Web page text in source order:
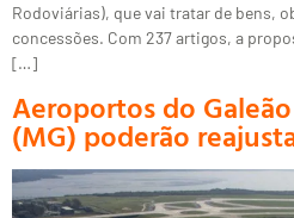
Rodoviárias), que vai tratar de bens,
concessões. Com 237 artigos, a
[…]
Aeroportos do
(MG) poderão